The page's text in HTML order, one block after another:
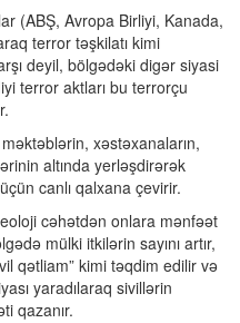
(ABŞ, Avropa Birliyi, Kanada,
terror təşkilatı kimi
deyil, bölgədəki digər siyasi
terror aktları bu terrorçu
xəstəxanaların,
altında yerləşdirərək
canlı qalxana çevirir.
cəhətdən onlara mənfəət
mülki itkilərin sayını artır,
qətliam” kimi təqdim edilir və
yaradılaraq sivillərin
qazanır.